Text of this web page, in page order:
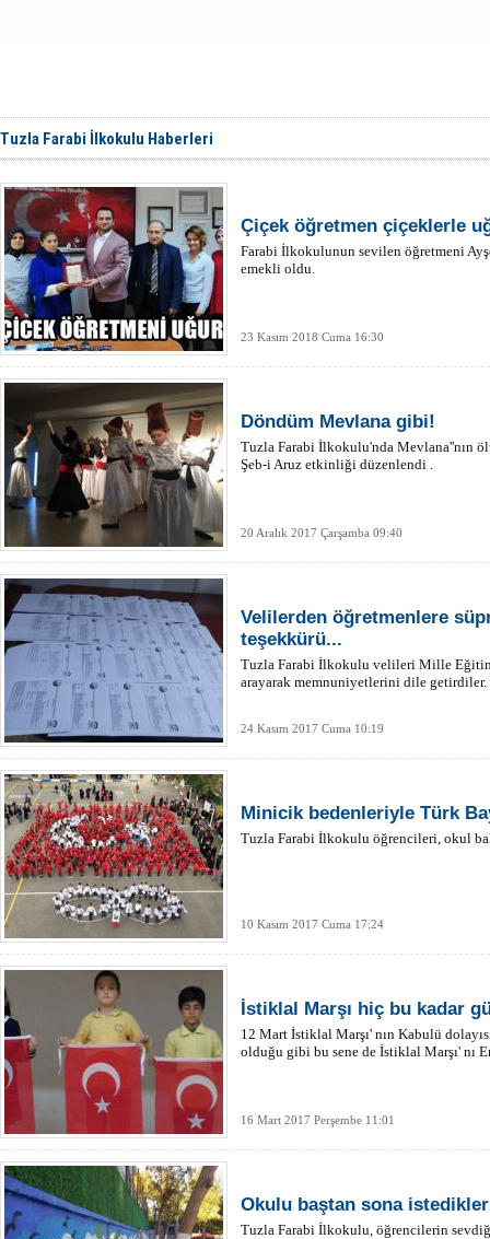
Tuzla Farabi İlkokulu Haberleri
Çiçek öğretmen çiçeklerle
Farabi İlkokulunun sevilen öğretmeni
emekli oldu.
23 Kasım 2018 Cuma 16:30
Döndüm Mevlana gibi!
Tuzla Farabi İlkokulu'nda Mevlana''nın
Şeb-i Aruz etkinliği düzenlendi .
20 Aralık 2017 Çarşamba 09:40
Velilerden öğretmenlere
teşekkürü...
Tuzla Farabi İlkokulu velileri Mille
arayarak memnuniyetlerini dile getirdiler.
24 Kasım 2017 Cuma 10:19
Minicik bedenleriyle Türk
Tuzla Farabi İlkokulu öğrencileri, okul
10 Kasım 2017 Cuma 17:24
İstiklal Marşı hiç bu kadar
12 Mart İstiklal Marşı' nın Kabulü
olduğu gibi bu sene de İstiklal Marşı' nı
16 Mart 2017 Perşembe 11:01
Okulu baştan sona
Tuzla Farabi İlkokulu, öğrencilerin